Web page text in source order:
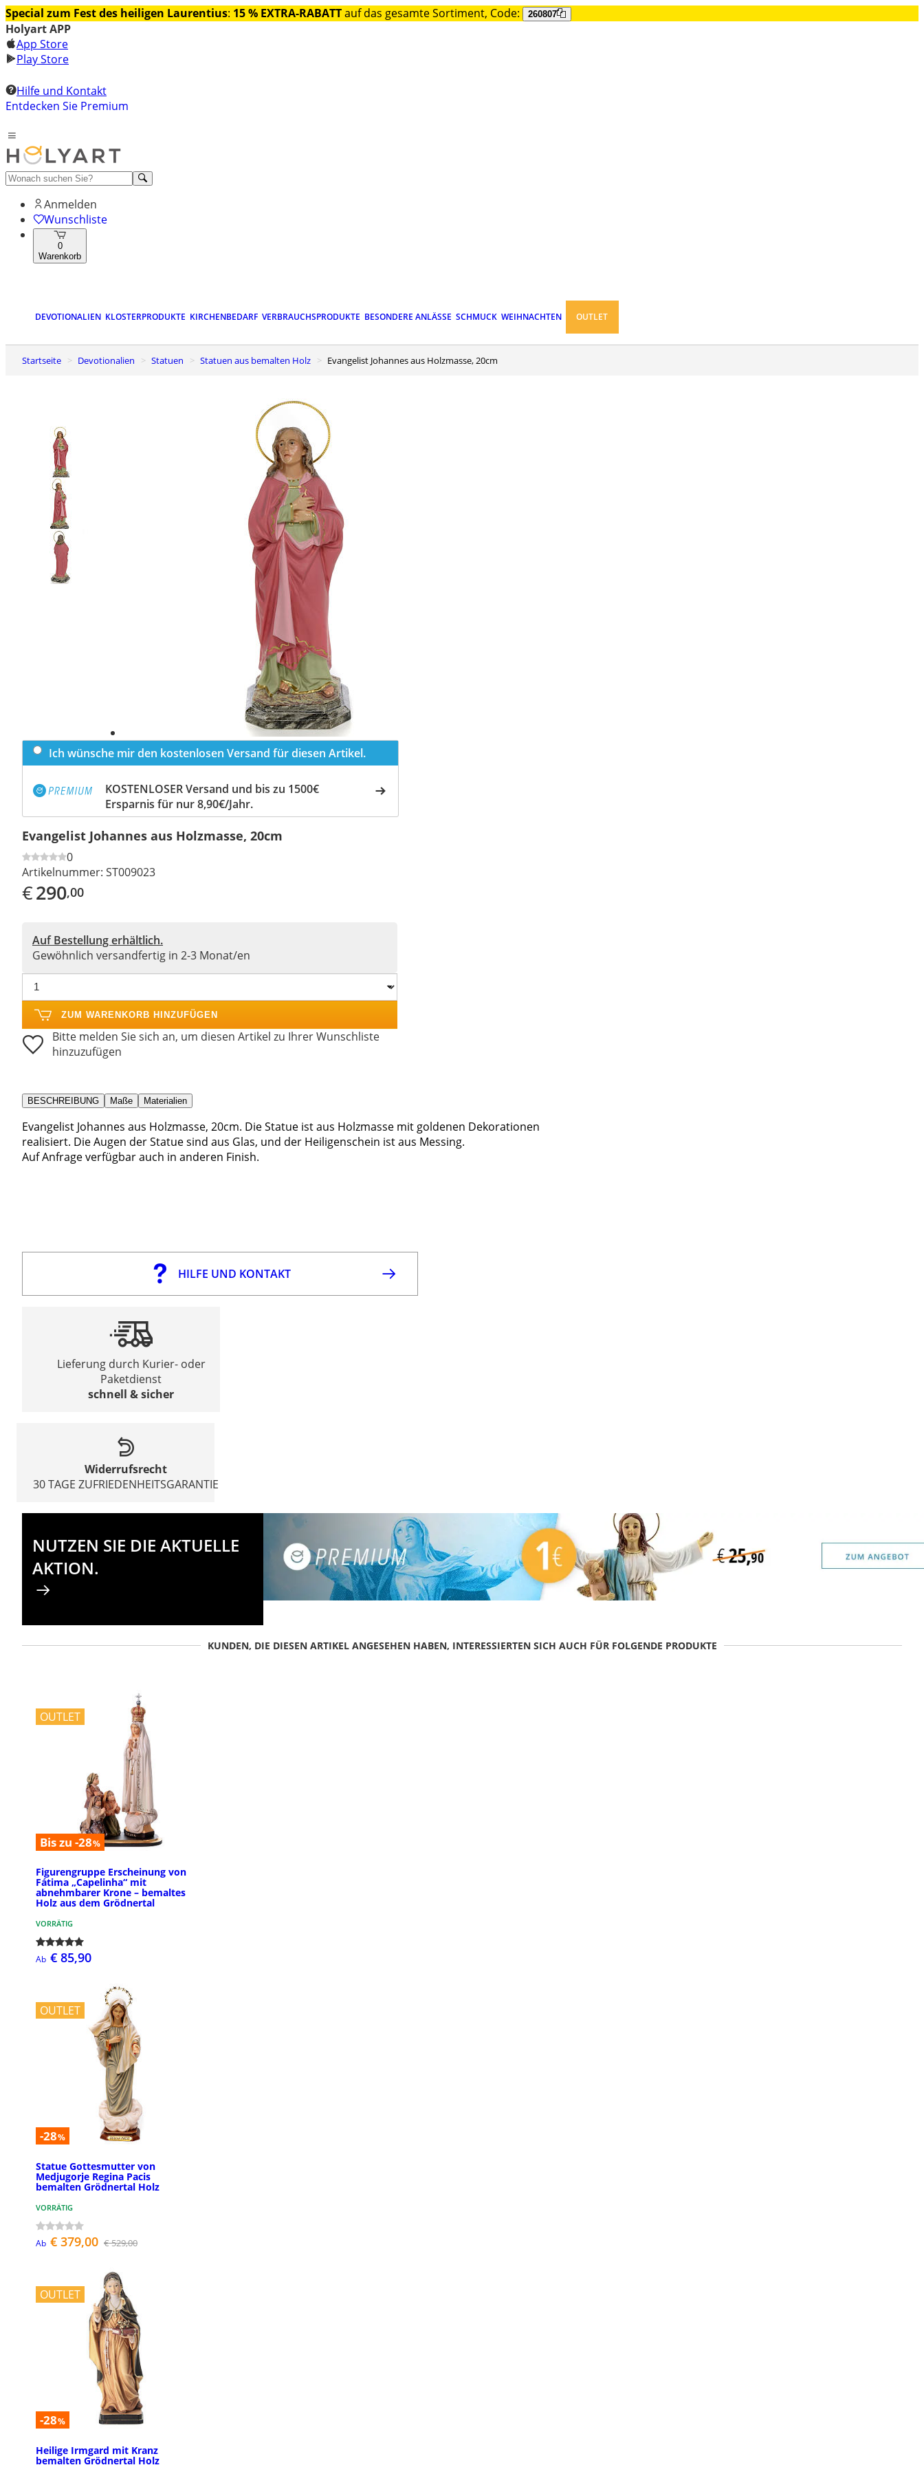
Special zum Fest des heiligen Laurentius: 15 % EXTRA-RABATTauf das gesamte Sortiment, Code: 260807
Holyart APP
App Store
Play Store
Hilfe und Kontakt
Entdecken Sie Premium
Anmelden
Wunschliste
0
Warenkorb
DEVOTIONALIEN KLOSTERPRODUKTE KIRCHENBEDARF VERBRAUCHSPRODUKTE BESONDERE ANLÄSSE SCHMUCK WEIHNACHTEN OUTLET
Startseite Devotionalien Statuen Statuen aus bemalten Holz Evangelist Johannes aus Holzmasse, 20cm
Ich wünsche mir den kostenlosen Versand für diesen Artikel.
KOSTENLOSER Versand und bis zu 1500€
Ersparnis für nur 8,90€/Jahr.
Evangelist Johannes aus Holzmasse, 20cm
0
Artikelnummer: ST009023
€290,00
Auf Bestellung erhältlich.
Gewöhnlich versandfertig in 2-3 Monat/en
ZUM WARENKORB HINZUFÜGEN
Bitte melden Sie sich an, um diesen Artikel zu Ihrer Wunschliste
hinzuzufügen
BESCHREIBUNG Maße Materialien
Evangelist Johannes aus Holzmasse, 20cm. Die Statue ist aus Holzmasse mit goldenen Dekorationen
realisiert. Die Augen der Statue sind aus Glas, und der Heiligenschein ist aus Messing.
Auf Anfrage verfügbar auch in anderen Finish.
HILFE UND KONTAKT
Lieferung durch Kurier- oder
Paketdienst
schnell & sicher
Widerrufsrecht
30 TAGE ZUFRIEDENHEITSGARANTIE
NUTZEN SIE DIE AKTUELLE
AKTION.
KUNDEN, DIE DIESEN ARTIKEL ANGESEHEN HABEN, INTERESSIERTEN SICH AUCH FÜR FOLGENDE PRODUKTE
OUTLET
Bis zu -28%
Figurengruppe Erscheinung von
Fátima „Capelinha“ mit
abnehmbarer Krone – bemaltes
Holz aus dem Grödnertal
VORRÄTIG
Ab € 85,90
OUTLET
-28%
Statue Gottesmutter von
Medjugorje Regina Pacis
bemalten Grödnertal Holz
VORRÄTIG
Ab € 379,00 € 529,00
OUTLET
-28%
Heilige Irmgard mit Kranz
bemalten Grödnertal Holz